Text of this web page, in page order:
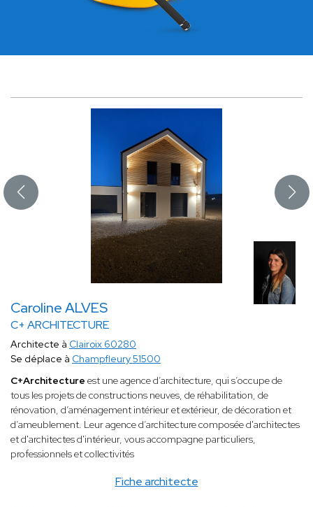
Caroline ALVES
C+ ARCHITECTURE
Fiche architecte
Architecte à Clairoix 60280
Se déplace à Champfleury 51500
C+Architecture est une agence d’architecture, qui s’occupe de
tous les projets de constructions neuves, de réhabilitation, de
rénovation, d’aménagement intérieur et extérieur, de décoration et
d’ameublement. Leur agence d’architecture composée d'architectes
et d'architectes d'intérieur, vous accompagne particuliers,
professionnels et collectivités